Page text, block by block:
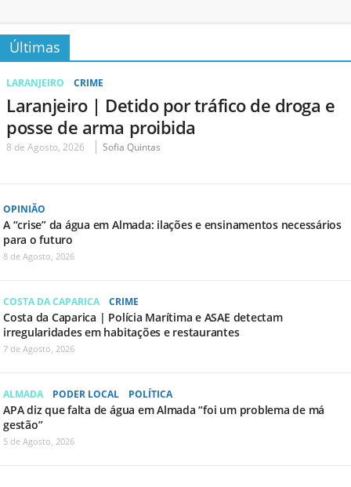
Últimas
LARANJEIRO CRIME
Laranjeiro | Detido por tráfico de droga e
posse de arma proibida
8 de Agosto, 2026 Sofia Quintas
OPINIÃO
A “crise” da água em Almada: ilações e ensinamentos necessários
para o futuro
8 de Agosto, 2026
COSTA DA CAPARICA CRIME
Costa da Caparica | Polícia Marítima e ASAE detectam
irregularidades em habitações e restaurantes
7 de Agosto, 2026
ALMADA PODER LOCAL POLÍTICA
APA diz que falta de água em Almada “foi um problema de má
gestão”
5 de Agosto, 2026